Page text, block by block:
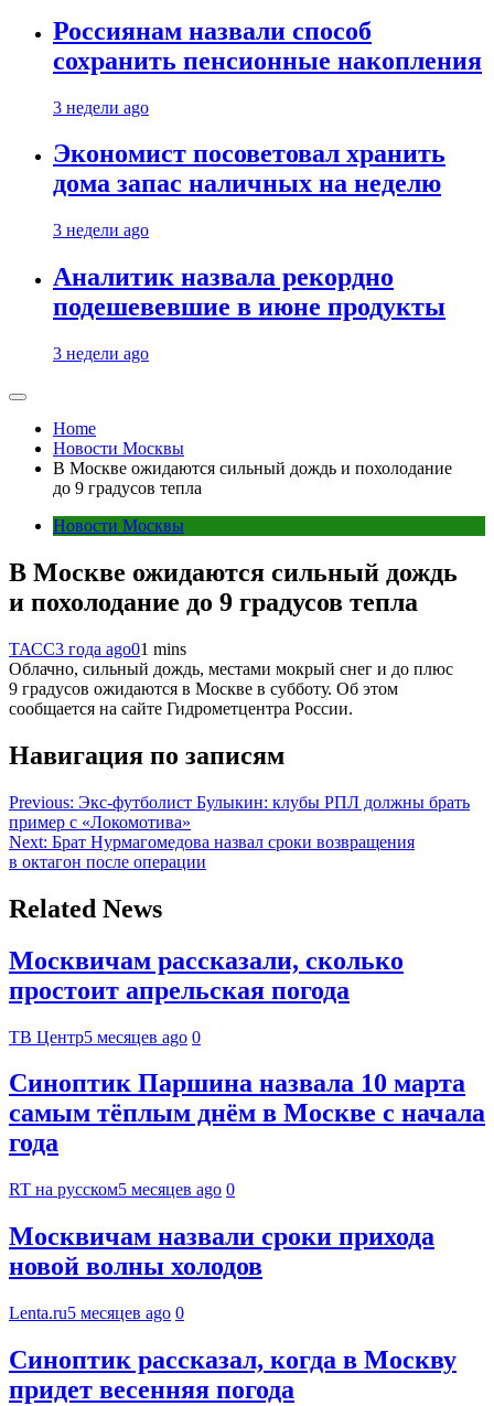
Россиянам назвали способ
сохранить пенсионные накопления
3 недели ago
Экономист посоветовал хранить
дома запас наличных на неделю
3 недели ago
Аналитик назвала рекордно
подешевевшие в июне продукты
3 недели ago
Home
Новости Москвы
В Москве ожидаются сильный дождь и похолодание
до 9 градусов тепла
Новости Москвы
В Москве ожидаются сильный дождь
и похолодание до 9 градусов тепла
ТАСС3 года ago01 mins
Облачно, сильный дождь, местами мокрый снег и до плюс
9 градусов ожидаются в Москве в субботу. Об этом
сообщается на сайте Гидрометцентра России.
Навигация по записям
Previous: Экс-футболист Булыкин: клубы РПЛ должны брать
пример с «Локомотива»
Next: Брат Нурмагомедова назвал сроки возвращения
в октагон после операции
Related News
Москвичам рассказали, сколько
простоит апрельская погода
ТВ Центр5 месяцев ago 0
Синоптик Паршина назвала 10 марта
самым тёплым днём в Москве с начала
года
RT на русском5 месяцев ago 0
Москвичам назвали сроки прихода
новой волны холодов
Lenta.ru5 месяцев ago 0
Синоптик рассказал, когда в Москву
придет весенняя погода